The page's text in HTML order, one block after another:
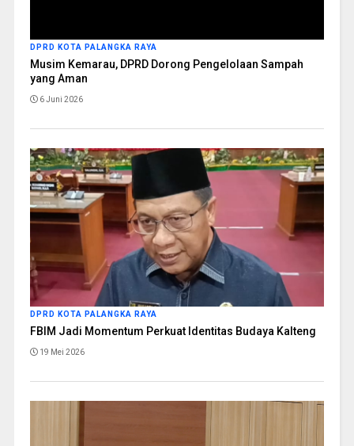
DPRD KOTA PALANGKA RAYA
Musim Kemarau, DPRD Dorong Pengelolaan Sampah
yang Aman
6 Juni 2026
DPRD KOTA PALANGKA RAYA
FBIM Jadi Momentum Perkuat Identitas Budaya Kalteng
19 Mei 2026